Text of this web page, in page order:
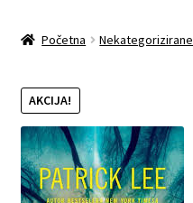
O nama
Otkup
Početna Nekategorizirane
AKCIJA!